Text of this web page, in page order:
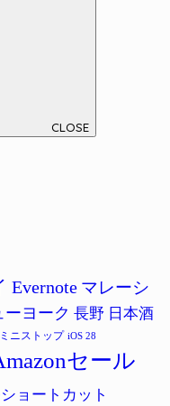
CLOSE
Evernote マレーシ
ーヨーク 長野 日本酒
ミニストップ iOS 28
セール
ョートカット